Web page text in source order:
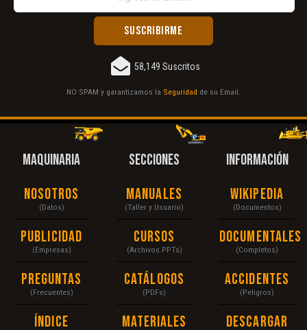
58,149 Suscritos
NO SPAM y garantizamos la Seguridad de su Email.
MAQUINARIA
Nosotros
(Datos)
Publicidad
(Empresas)
Preguntas
(Frecuentes)
Índice
SECCIONES
Manuales
(Taller y Usuario)
Cursos
(Archivos PPTs)
Catálogos
(PDFs)
Materiales
INFORMACIÓN
Wikipedia
(Documentos)
Documentales
(Completos)
Accidentes
(Peligros)
Descargar